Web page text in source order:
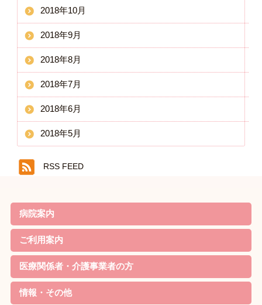
2018年10月
2018年9月
2018年8月
2018年7月
2018年6月
2018年5月
RSS FEED
病院案内
院長ごあいさつ
基本理念・基本方針
患者様の権利と責務・子ども憲章
病院機能評価の認定
概要・沿革
当院の特徴
診療案内
病院実績
職員体制・部門紹介
対象疾患
ご利用案内
リハビリのご案内
外来について
家族教室
定期便
入院について
お見舞いの方
院内無料Wi-Fi利用規約
医療関係者・介護事業者の方
資格取得
リハビリ最新機器
学会発表
情報・その他